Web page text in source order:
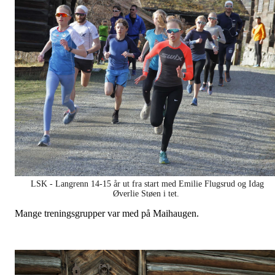
LSK - Langrenn 14-15 år ut fra start med Emilie Flugsrud og Idag
Øverlie Støen i tet.
Mange treningsgrupper var med på Maihaugen.